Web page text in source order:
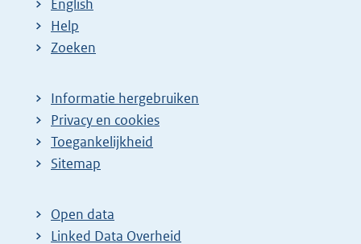
English
Help
Zoeken
Informatie hergebruiken
Privacy en cookies
Toegankelijkheid
Sitemap
Open data
Linked Data Overheid